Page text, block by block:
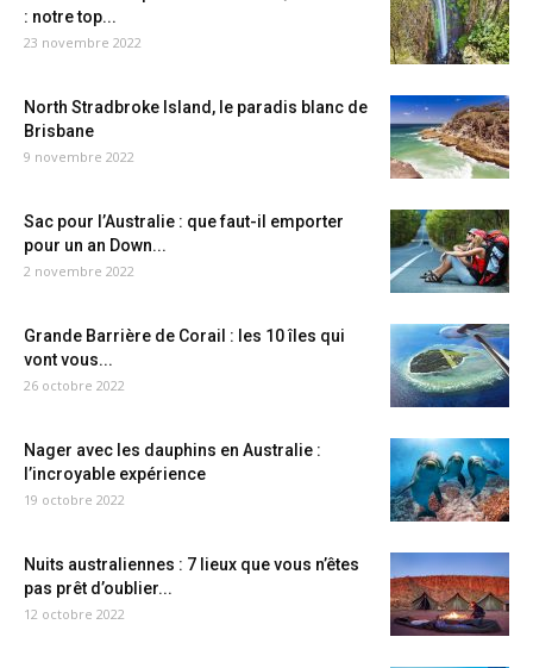
: notre top...
23 novembre 2022
North Stradbroke Island, le paradis blanc de
Brisbane
9 novembre 2022
Sac pour l’Australie : que faut-il emporter
pour un an Down...
2 novembre 2022
Grande Barrière de Corail : les 10 îles qui
vont vous...
26 octobre 2022
Nager avec les dauphins en Australie :
l’incroyable expérience
19 octobre 2022
Nuits australiennes : 7 lieux que vous n’êtes
pas prêt d’oublier...
12 octobre 2022